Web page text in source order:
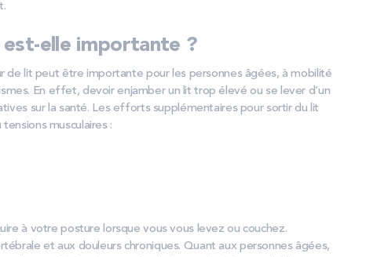
elle importante ?
de lit peut être importante pour les personnes âgées, à mobilité
En effet, devoir enjamber un lit trop élevé ou se lever d’un
sur la santé. Les efforts supplémentaires pour sortir du lit
musculaires :
à votre posture lorsque vous vous levez ou couchez.
et aux douleurs chroniques. Quant aux personnes âgées,